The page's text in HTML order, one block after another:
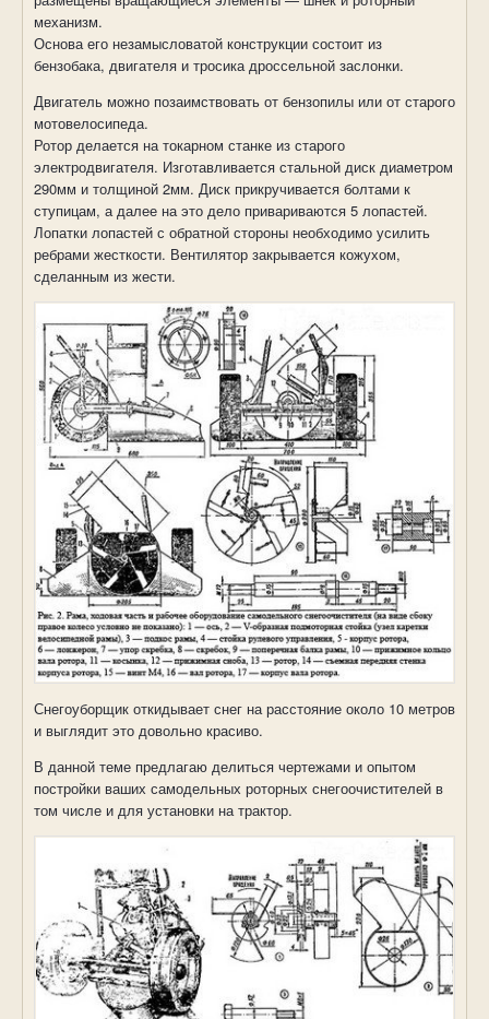
механизм.
Основа его незамысловатой конструкции состоит из
бензобака, двигателя и тросика дроссельной заслонки.
Двигатель можно позаимствовать от бензопилы или от старого
мотовелосипеда.
Ротор делается на токарном станке из старого
электродвигателя. Изготавливается стальной диск диаметром
290мм и толщиной 2мм. Диск прикручивается болтами к
ступицам, а далее на это дело привариваются 5 лопастей.
Лопатки лопастей с обратной стороны необходимо усилить
ребрами жесткости. Вентилятор закрывается кожухом,
сделанным из жести.
Снегоуборщик откидывает снег на расстояние около 10 метров
и выглядит это довольно красиво.
В данной теме предлагаю делиться чертежами и опытом
постройки ваших самодельных роторных снегоочистителей в
том числе и для установки на трактор.